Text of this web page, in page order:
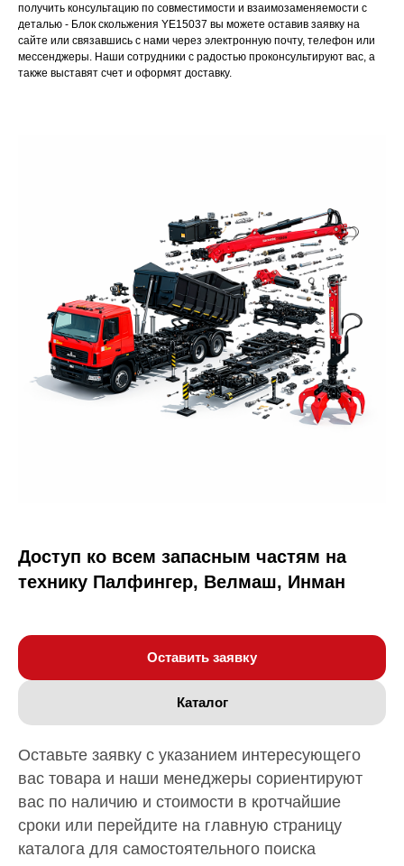
получить консультацию по совместимости и взаимозаменяемости с
деталью - Блок скольжения YE15037 вы можете оставив заявку на
сайте или связавшись с нами через электронную почту, телефон или
мессенджеры. Наши сотрудники с радостью проконсультируют вас, а
также выставят счет и оформят доставку.
Доступ ко всем запасным частям на
технику Палфингер, Велмаш, Инман
Оставить заявку
Каталог
Оставьте заявку с указанием интересующего
вас товара и наши менеджеры сориентируют
вас по наличию и стоимости в кротчайшие
сроки или перейдите на главную страницу
каталога для самостоятельного поиска